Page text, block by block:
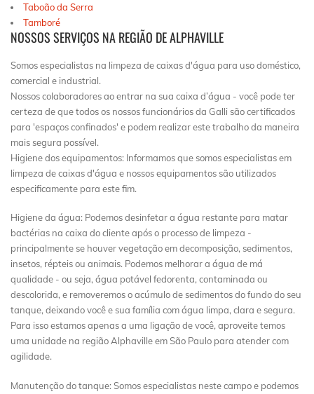
Taboão da Serra
Tamboré
NOSSOS SERVIÇOS NA REGIÃO DE ALPHAVILLE
Somos especialistas na limpeza de caixas d'água para uso doméstico,
comercial e industrial.
Nossos colaboradores ao entrar na sua caixa d’água - você pode ter
certeza de que todos os nossos funcionários da Galli são certificados
para 'espaços confinados' e podem realizar este trabalho da maneira
mais segura possível.
Higiene dos equipamentos: Informamos que somos especialistas em
limpeza de caixas d'água e nossos equipamentos são utilizados
especificamente para este fim.
Higiene da água: Podemos desinfetar a água restante para matar
bactérias na caixa do cliente após o processo de limpeza -
principalmente se houver vegetação em decomposição, sedimentos,
insetos, répteis ou animais. Podemos melhorar a água de má
qualidade - ou seja, água potável fedorenta, contaminada ou
descolorida, e removeremos o acúmulo de sedimentos do fundo do seu
tanque, deixando você e sua família com água limpa, clara e segura.
Para isso estamos apenas a uma ligação de você, aproveite temos
uma unidade na região Alphaville em São Paulo para atender com
agilidade.
Manutenção do tanque: Somos especialistas neste campo e podemos